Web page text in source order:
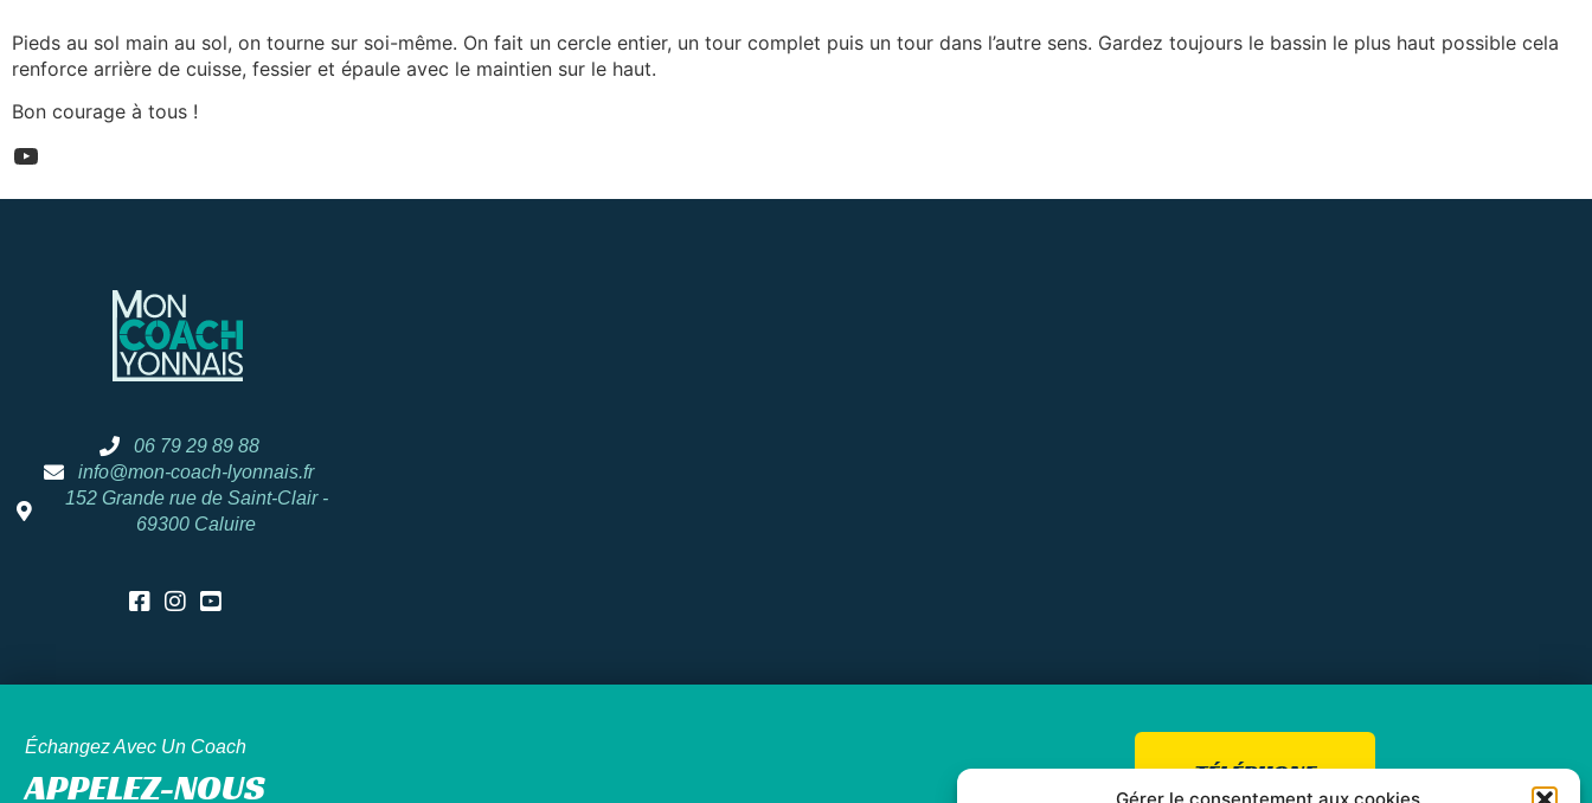
Pieds au sol main au sol, on tourne sur soi-même. On fait un cercle entier, un tour complet puis un tour dans l’autre sens. Gardez toujours le bassin le plus haut possible cela
renforce arrière de cuisse, fessier et épaule avec le maintien sur le haut.
Bon courage à tous !
06 79 29 89 88
info@mon-coach-lyonnais.fr
152 Grande rue de Saint-Clair -
69300 Caluire
Échangez Avec Un Coach
APPELEZ-NOUS TÉLÉPHONE